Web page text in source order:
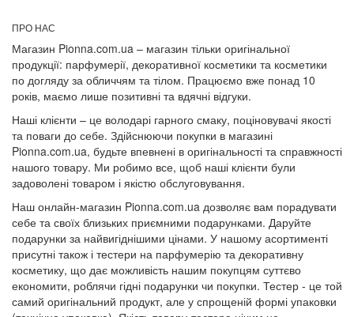
ПРО НАС
Магазин Pionna.com.ua – магазин тільки оригінальної
продукції: парфумерії, декоративної косметики та косметики
по догляду за обличчям та тілом. Працюємо вже понад 10
років, маємо лише позитивні та вдячні відгуки.
Наші клієнти – це володарі гарного смаку, поціновувачі якості
та поваги до себе. Здійснюючи покупки в магазині
Pionna.com.ua, будьте впевнені в оригінальності та справжності
нашого товару. Ми робимо все, щоб наші клієнти були
задоволені товаром і якістю обслуговування.
Наш онлайн-магазин Pionna.com.ua дозволяє вам порадувати
себе та своїх близьких приємними подарунками. Даруйте
подарунки за найвигіднішими цінами. У нашому асортименті
присутні також і тестери на парфумерію та декоративну
косметику, що дає можливість нашим покупцям суттєво
економити, роблячи гідні подарунки чи покупки. Тестер - це той
самий оригінальний продукт, але у спрощеній формі упаковки